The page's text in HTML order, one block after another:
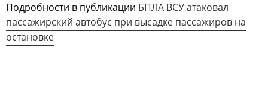
Подробности в публикации БПЛА ВСУ атаковал
пассажирский автобус при высадке пассажиров на
остановке